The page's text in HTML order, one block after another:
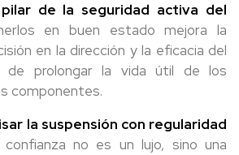
de la seguridad activa del
en buen estado mejora la
en la dirección y la eficacia del
de prolongar la vida útil de los
componentes.
la suspensión con regularidad
no es un lujo, sino una